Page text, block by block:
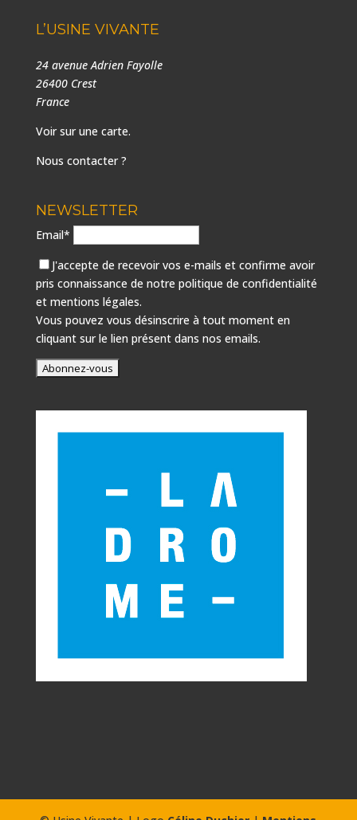
L’USINE VIVANTE
24 avenue Adrien Fayolle
26400 Crest
France
Voir sur une carte.
Nous contacter ?
NEWSLETTER
Email*
J'accepte de recevoir vos e-mails et confirme avoir
pris connaissance de notre politique de confidentialité
et mentions légales.
Vous pouvez vous désinscrire à tout moment en
cliquant sur le lien présent dans nos emails.